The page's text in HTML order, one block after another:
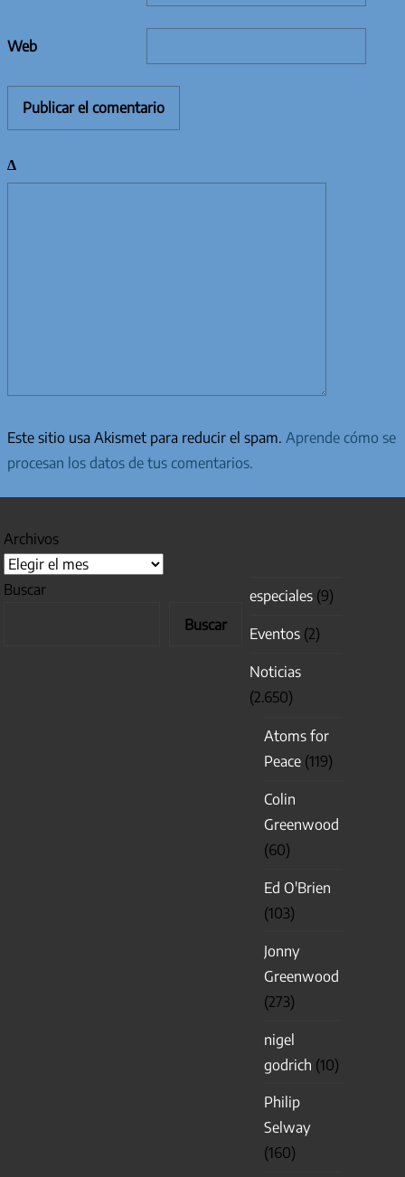
Web
Δ
Este sitio usa Akismet para reducir el spam. Aprende cómo se
procesan los datos de tus comentarios.
Archivos
Buscar
Buscar
especiales (9)
Eventos (2)
Noticias
(2.650)
Atoms for
Peace (119)
Colin
Greenwood
(60)
Ed O'Brien
(103)
Jonny
Greenwood
(273)
nigel
godrich (10)
Philip
Selway
(160)